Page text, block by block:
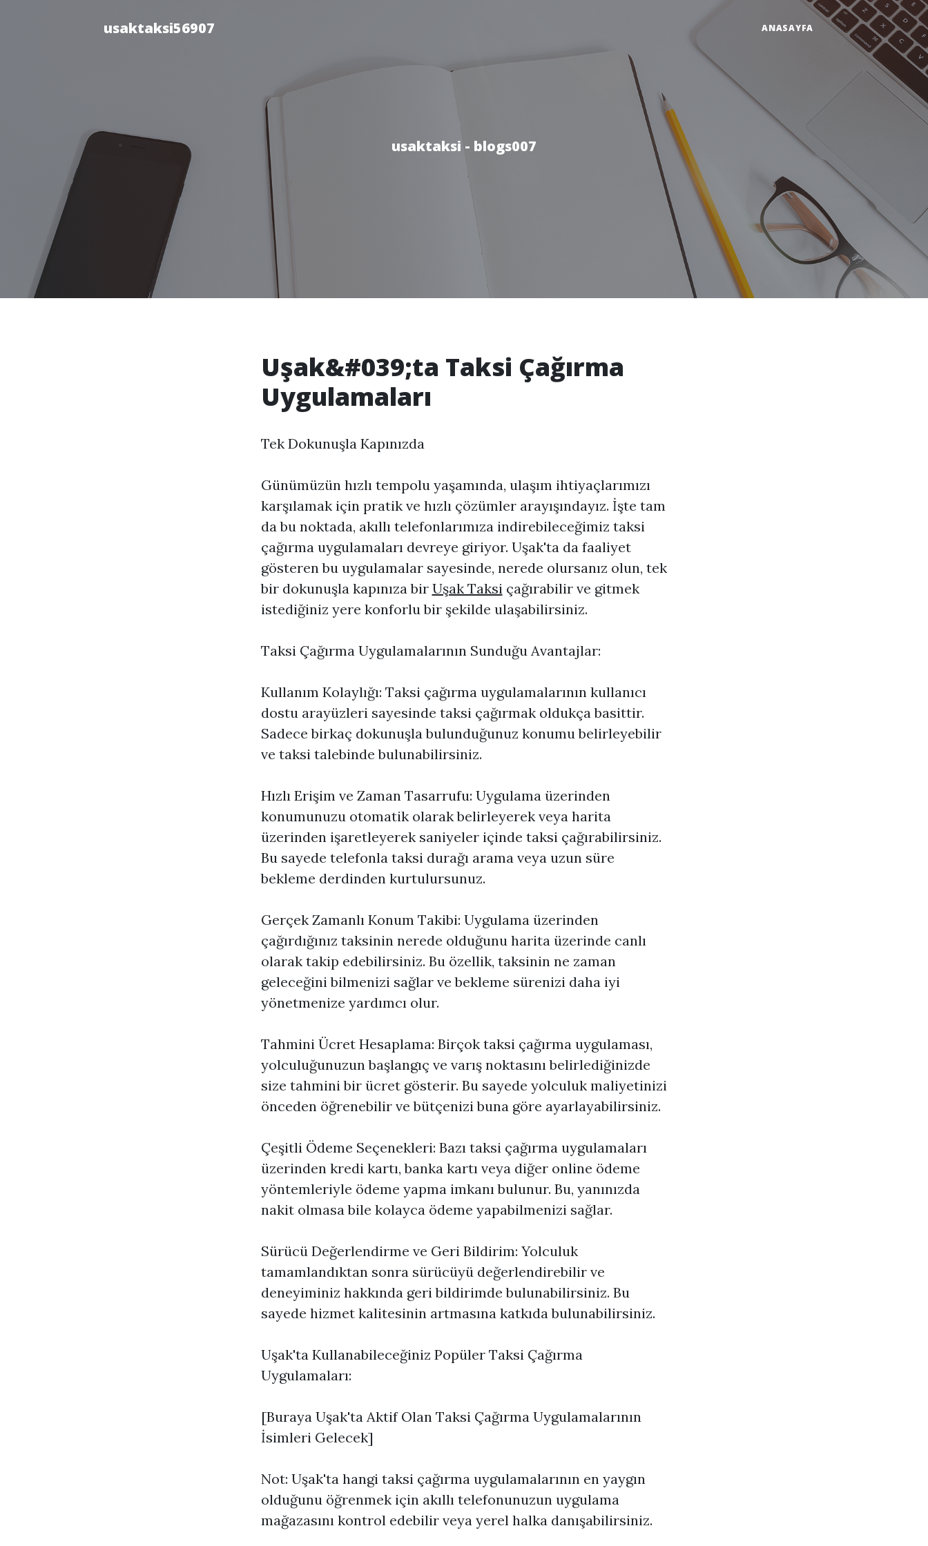
usaktaksi56907 ANASAYFA
usaktaksi - blogs007
Uşak&#039;ta Taksi Çağırma
Uygulamaları
Tek Dokunuşla Kapınızda
Günümüzün hızlı tempolu yaşamında, ulaşım ihtiyaçlarımızı
karşılamak için pratik ve hızlı çözümler arayışındayız. İşte tam
da bu noktada, akıllı telefonlarımıza indirebileceğimiz taksi
çağırma uygulamaları devreye giriyor. Uşak'ta da faaliyet
gösteren bu uygulamalar sayesinde, nerede olursanız olun, tek
bir dokunuşla kapınıza bir Uşak Taksiçağırabilir ve gitmek
istediğiniz yere konforlu bir şekilde ulaşabilirsiniz.
Taksi Çağırma Uygulamalarının Sunduğu Avantajlar:
Kullanım Kolaylığı: Taksi çağırma uygulamalarının kullanıcı
dostu arayüzleri sayesinde taksi çağırmak oldukça basittir.
Sadece birkaç dokunuşla bulunduğunuz konumu belirleyebilir
ve taksi talebinde bulunabilirsiniz.
Hızlı Erişim ve Zaman Tasarrufu: Uygulama üzerinden
konumunuzu otomatik olarak belirleyerek veya harita
üzerinden işaretleyerek saniyeler içinde taksi çağırabilirsiniz.
Bu sayede telefonla taksi durağı arama veya uzun süre
bekleme derdinden kurtulursunuz.
Gerçek Zamanlı Konum Takibi: Uygulama üzerinden
çağırdığınız taksinin nerede olduğunu harita üzerinde canlı
olarak takip edebilirsiniz. Bu özellik, taksinin ne zaman
geleceğini bilmenizi sağlar ve bekleme sürenizi daha iyi
yönetmenize yardımcı olur.
Tahmini Ücret Hesaplama: Birçok taksi çağırma uygulaması,
yolculuğunuzun başlangıç ve varış noktasını belirlediğinizde
size tahmini bir ücret gösterir. Bu sayede yolculuk maliyetinizi
önceden öğrenebilir ve bütçenizi buna göre ayarlayabilirsiniz.
Çeşitli Ödeme Seçenekleri: Bazı taksi çağırma uygulamaları
üzerinden kredi kartı, banka kartı veya diğer online ödeme
yöntemleriyle ödeme yapma imkanı bulunur. Bu, yanınızda
nakit olmasa bile kolayca ödeme yapabilmenizi sağlar.
Sürücü Değerlendirme ve Geri Bildirim: Yolculuk
tamamlandıktan sonra sürücüyü değerlendirebilir ve
deneyiminiz hakkında geri bildirimde bulunabilirsiniz. Bu
sayede hizmet kalitesinin artmasına katkıda bulunabilirsiniz.
Uşak'ta Kullanabileceğiniz Popüler Taksi Çağırma
Uygulamaları:
[Buraya Uşak'ta Aktif Olan Taksi Çağırma Uygulamalarının
İsimleri Gelecek]
Not: Uşak'ta hangi taksi çağırma uygulamalarının en yaygın
olduğunu öğrenmek için akıllı telefonunuzun uygulama
mağazasını kontrol edebilir veya yerel halka danışabilirsiniz.